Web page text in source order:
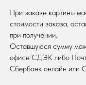
При заказе картины
стоимости заказа,
при получении.
Оставшуюся сумму
офисе СДЭК либо
Сбербанк онлайн или